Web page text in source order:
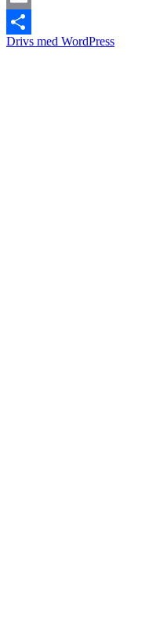
Email
Dela
Drivs med WordPress